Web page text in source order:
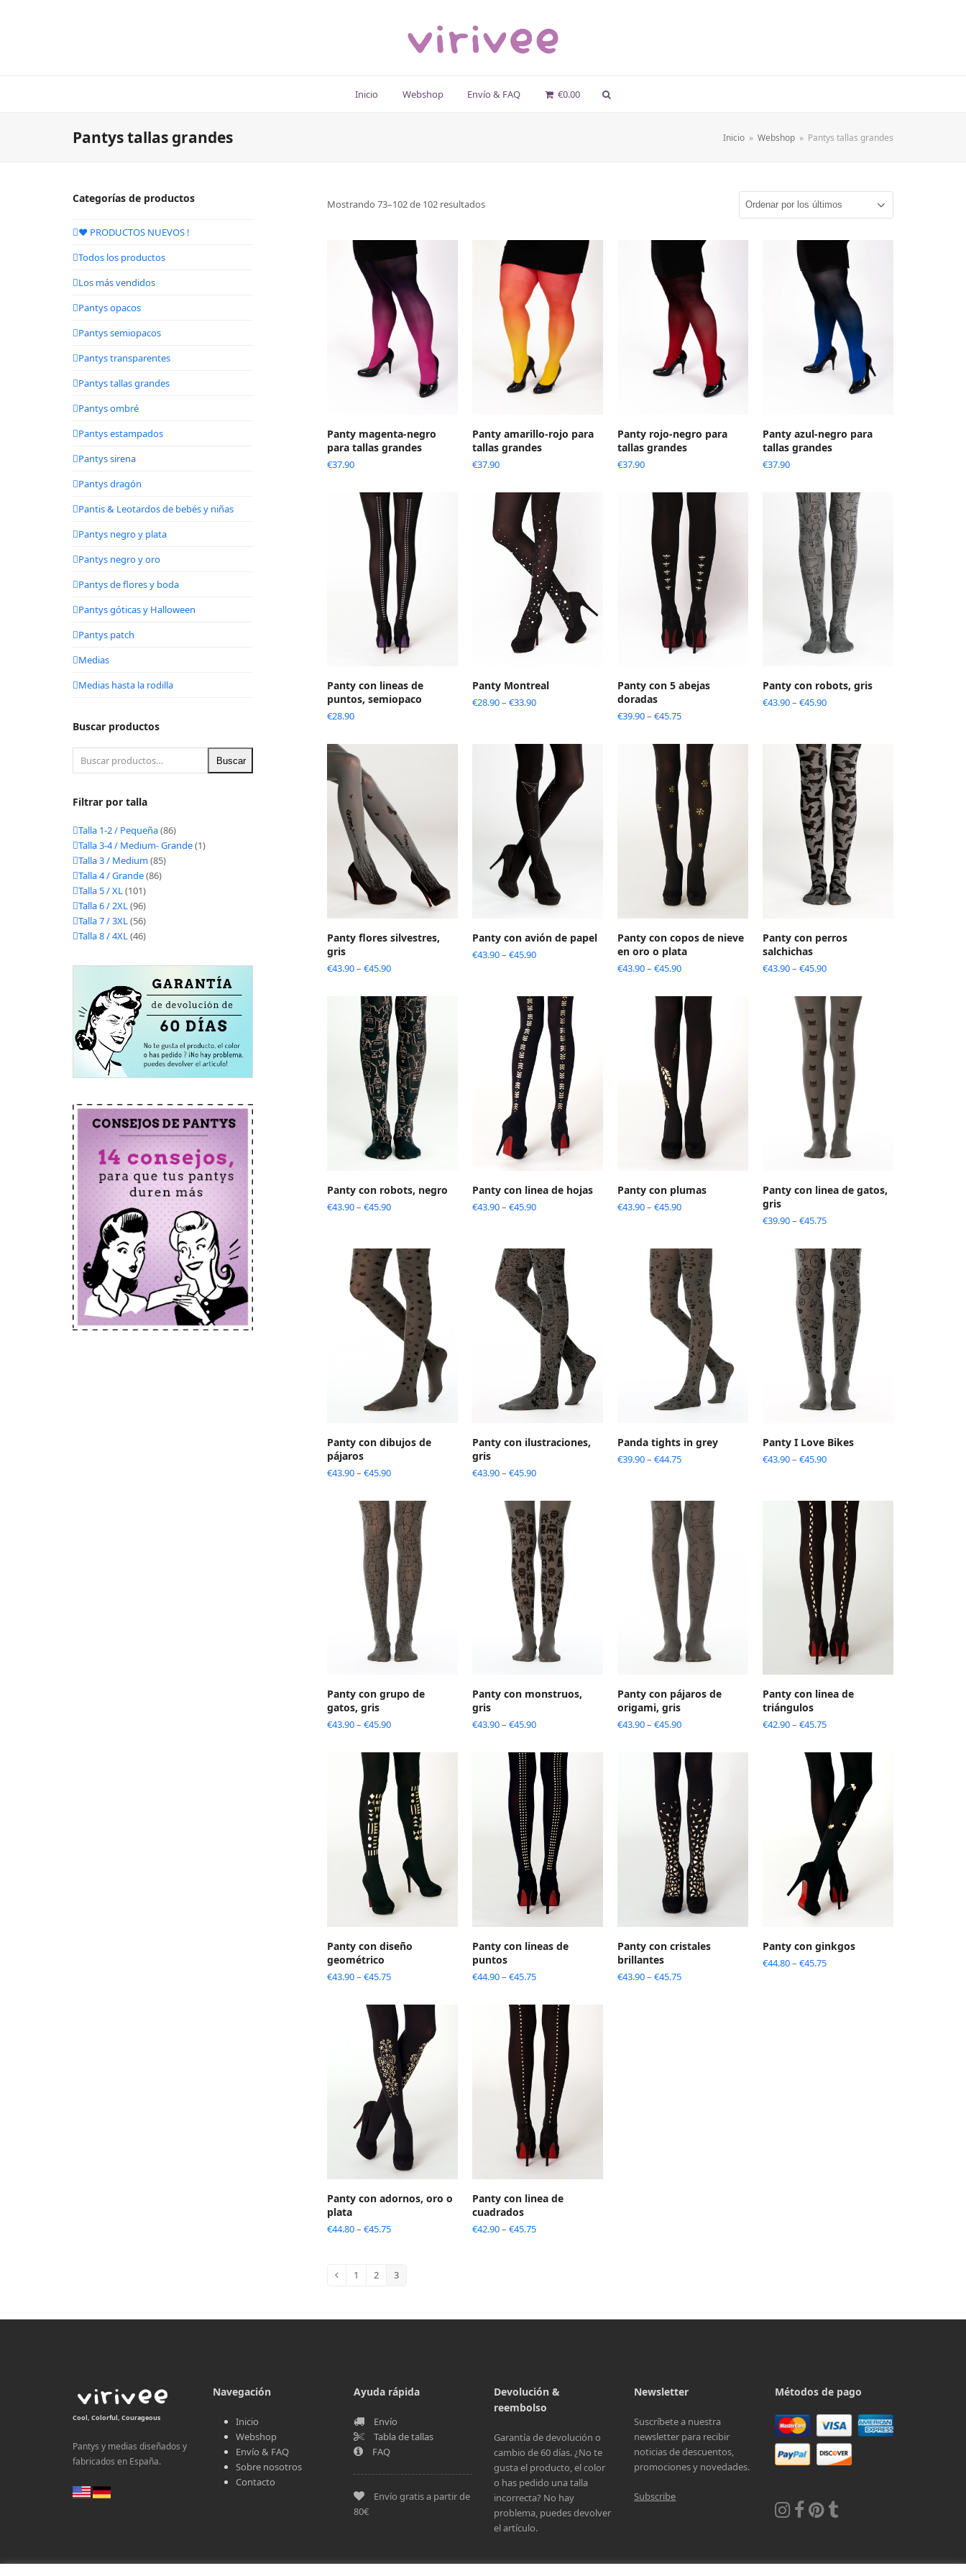
Inicio Webshop Envío & FAQ €0.00
Pantys tallas grandes Inicio » Webshop » Pantys tallas grandes
Mostrando 73–102 de 102 resultados
Panty magenta-negro
para tallas grandes
€37.90
Panty amarillo-rojo para
tallas grandes
€37.90
Panty rojo-negro para
tallas grandes
€37.90
Panty azul-negro para
tallas grandes
€37.90
Panty con lineas de
puntos, semiopaco
€28.90
Panty Montreal
€28.90– €33.90
Panty con 5 abejas
doradas
€39.90–€45.75
Panty con robots, gris
€43.90–€45.90
Panty flores silvestres,
gris
€43.90– €45.90
Panty con avión de papel
€43.90– €45.90
Panty con copos de nieve
en oro o plata
€43.90–€45.90
Panty con perros
salchichas
€43.90–€45.90
Panty con robots, negro
€43.90– €45.90
Panty con linea de hojas
€43.90– €45.90
Panty con plumas
€43.90–€45.90
Panty con linea de gatos,
gris
€39.90–€45.75
Panty con dibujos de
pájaros
€43.90– €45.90
Panty con ilustraciones,
gris
€43.90– €45.90
Panda tights in grey
€39.90–€44.75
Panty I Love Bikes
€43.90–€45.90
Panty con grupo de
gatos, gris
€43.90– €45.90
Panty con monstruos,
gris
€43.90– €45.90
Panty con pájaros de
origami, gris
€43.90–€45.90
Panty con linea de
triángulos
€42.90–€45.75
Panty con diseño
geométrico
€43.90– €45.75
Panty con lineas de
puntos
€44.90– €45.75
Panty con cristales
brillantes
€43.90–€45.75
Panty con ginkgos
€44.80–€45.75
Panty con adornos, oro o
plata
€44.80– €45.75
Panty con linea de
cuadrados
€42.90– €45.75
1 2 3
Categorías de productos
❤️ PRODUCTOS NUEVOS !
Todos los productos
Los más vendidos
Pantys opacos
Pantys semiopacos
Pantys transparentes
Pantys tallas grandes
Pantys ombré
Pantys estampados
Pantys sirena
Pantys dragón
Pantis & Leotardos de bebés y niñas
Pantys negro y plata
Pantys negro y oro
Pantys de flores y boda
Pantys góticas y Halloween
Pantys patch
Medias
Medias hasta la rodilla
Buscar productos
Buscar
Filtrar por talla
Talla 1-2 / Pequeña(86)
Talla 3-4 / Medium- Grande(1)
Talla 3 / Medium(85)
Talla 4 / Grande(86)
Talla 5 / XL(101)
Talla 6 / 2XL(96)
Talla 7 / 3XL(56)
Talla 8 / 4XL(46)
Cool, Colorful, Courageous
Pantys y medias diseñados y
fabricados en España.
Navegación
Inicio
Webshop
Envío & FAQ
Sobre nosotros
Contacto
Ayuda rápida
Envío
Tabla de tallas
FAQ
Envío gratis a partir de
80€
Devolución &
reembolso
Garantía de devolución o
cambio de 60 días. ¿No te
gusta el producto, el color
o has pedido una talla
incorrecta? No hay
problema, puedes devolver
el artículo.
Newsletter
Suscríbete a nuestra
newsletter para recibir
noticias de descuentos,
promociones y novedades.
Subscribe
Métodos de pago